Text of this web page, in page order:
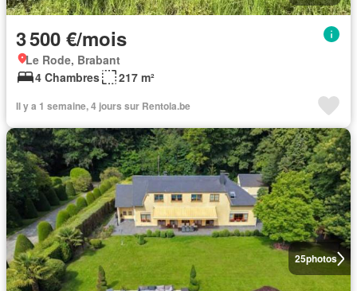
3 500 €/mois
Le Rode, Brabant
4 Chambres
217 m²
Il y a 1 semaine, 4 jours sur Rentola.be
25photos